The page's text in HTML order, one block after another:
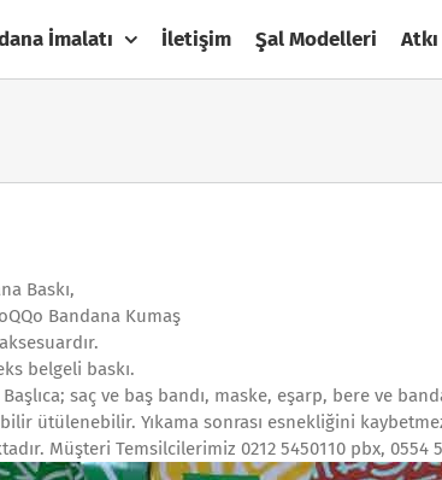
İmalatı İletişim Şal Modelleri
Baskı,
Bandana Kumaş
belgeli baskı.
saç ve baş bandı, maske, eşarp, bere ve
ütülenebilir. Yıkama sonrası esnekliğini
Müşteri Temsilcilerimiz 0212 5450110 pbx, 0554